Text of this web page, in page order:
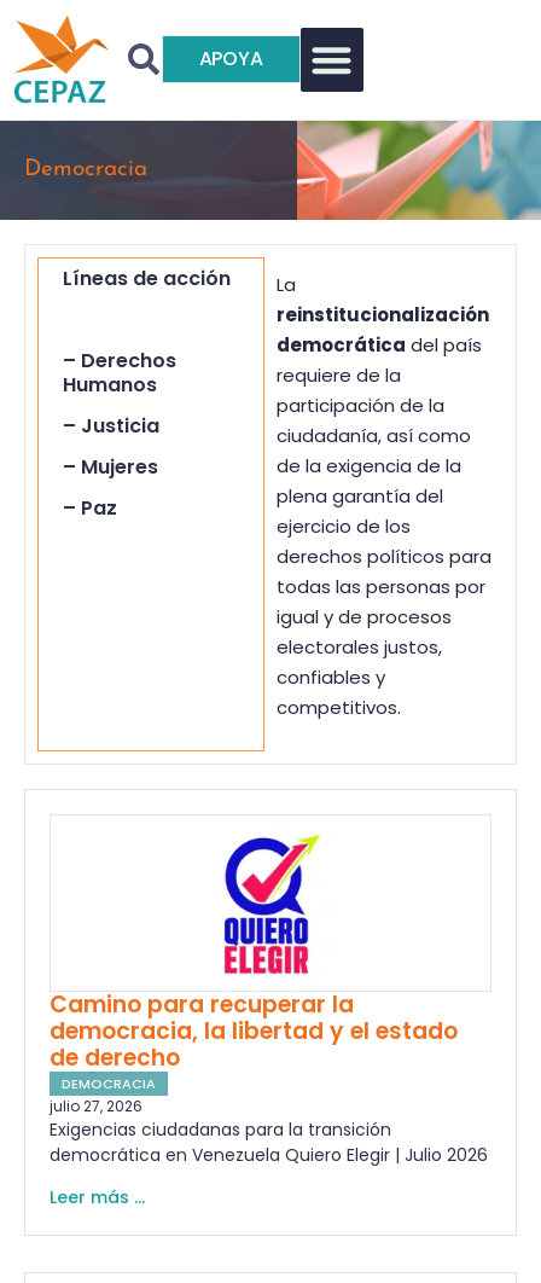
APOYA
Democracia
Líneas de acción
– Derechos
Humanos
– Justicia
– Mujeres
– Paz
La
reinstitucionalización
democrática del país
requiere de la
participación de la
ciudadanía, así como
de la exigencia de la
plena garantía del
ejercicio de los
derechos políticos para
todas las personas por
igual y de procesos
electorales justos,
confiables y
competitivos.
Camino para recuperar la
democracia, la libertad y el estado
de derecho
DEMOCRACIA
julio 27, 2026
Exigencias ciudadanas para la transición
democrática en Venezuela Quiero Elegir | Julio 2026
Leer más ...